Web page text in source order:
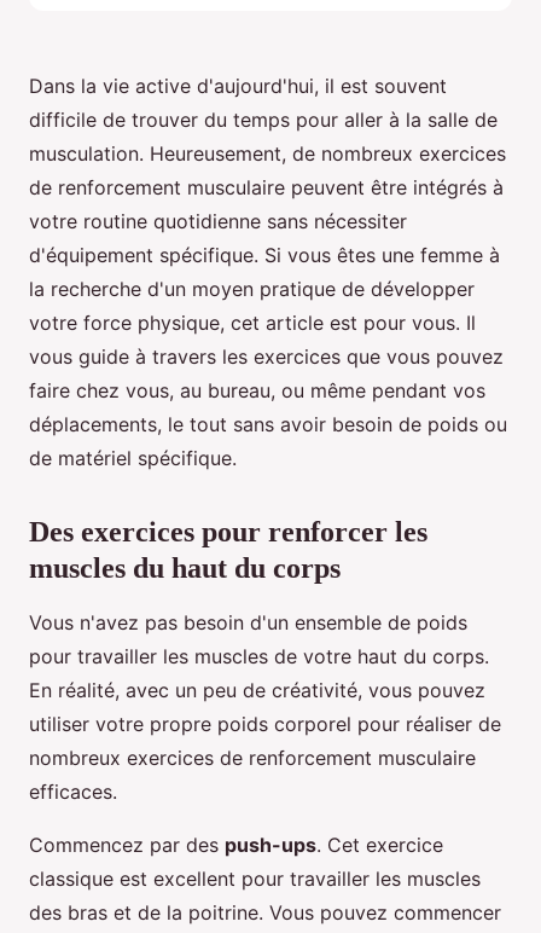
Dans la vie active d'aujourd'hui, il est souvent
difficile de trouver du temps pour aller à la salle de
musculation. Heureusement, de nombreux exercices
de renforcement musculaire peuvent être intégrés à
votre routine quotidienne sans nécessiter
d'équipement spécifique. Si vous êtes une femme à
la recherche d'un moyen pratique de développer
votre force physique, cet article est pour vous. Il
vous guide à travers les exercices que vous pouvez
faire chez vous, au bureau, ou même pendant vos
déplacements, le tout sans avoir besoin de poids ou
de matériel spécifique.
Des exercices pour renforcer les
muscles du haut du corps
Vous n'avez pas besoin d'un ensemble de poids
pour travailler les muscles de votre haut du corps.
En réalité, avec un peu de créativité, vous pouvez
utiliser votre propre poids corporel pour réaliser de
nombreux exercices de renforcement musculaire
efficaces.
Commencez par des push-ups. Cet exercice
classique est excellent pour travailler les muscles
des bras et de la poitrine. Vous pouvez commencer